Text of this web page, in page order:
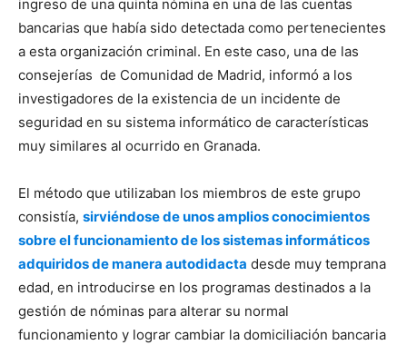
ingreso de una quinta nómina en una de las cuentas
bancarias que había sido detectada como pertenecientes
a esta organización criminal. En este caso, una de las
consejerías de Comunidad de Madrid, informó a los
investigadores de la existencia de un incidente de
seguridad en su sistema informático de características
muy similares al ocurrido en Granada.
El método que utilizaban los miembros de este grupo
consistía, sirviéndose de unos amplios conocimientos
sobre el funcionamiento de los sistemas informáticos
adquiridos de manera autodidacta desde muy temprana
edad, en introducirse en los programas destinados a la
gestión de nóminas para alterar su normal
funcionamiento y lograr cambiar la domiciliación bancaria